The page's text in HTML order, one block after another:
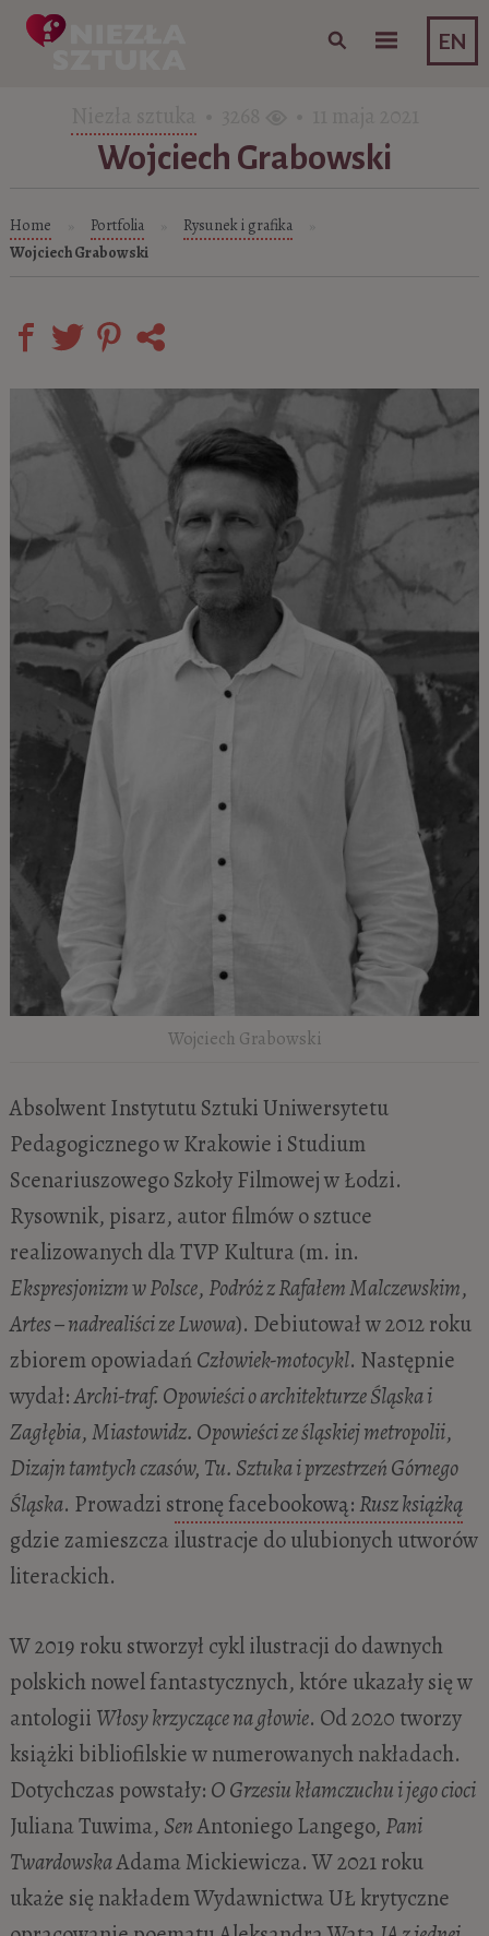
EN
Skip to content
Wojciech Grabowski
Home Portfolia Rysunek i grafika
Wojciech Grabowski
Wojciech Grabowski
Absolwent Instytutu Sztuki Uniwersytetu
Pedagogicznego w Krakowie i Studium
Scenariuszowego Szkoły Filmowej w Łodzi.
Rysownik, pisarz, autor filmów o sztuce
realizowanych dla TVP Kultura (m. in.
Ekspresjonizm w Polsce, Podróż z Rafałem Malczewskim,
Artes – nadrealiści ze Lwowa). Debiutował w 2012 roku
zbiorem opowiadańCzłowiek-motocykl. Następnie
wydał:Archi-traf. Opowieści o architekturze Śląska i
Zagłębia,Miastowidz. Opowieści ze śląskiej metropolii,
Dizajn tamtych czasów, Tu. Sztuka i przestrzeń Górnego
Śląska. Prowadzi stronę facebookową: Rusz książką
gdzie zamieszcza ilustracje do ulubionych utworów
literackich.
W 2019 roku stworzył cykl ilustracji do dawnych
polskich nowel fantastycznych, które ukazały się w
antologii Włosy krzyczące na głowie. Od 2020 tworzy
książki bibliofilskie w numerowanych nakładach.
Dotychczas powstały: O Grzesiu kłamczuchu i jego cioci
Juliana Tuwima, SenAntoniego Langego, Pani
TwardowskaAdama Mickiewicza. W 2021 roku
ukaże się nakładem Wydawnictwa UŁ krytyczne